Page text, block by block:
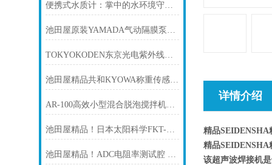
便携式水质计：掌中的水环境守护者
池田屋原装YAMADA气动隔膜泵NDP-15FPT产品介绍技术参数
TOKYOKODEN东京光电紫外线强度计UVIC-254
池田屋精品共和KYOWA称重传感器LC-10TV产品介绍技术参数
AR-100高效小型混合脱泡搅拌机THINKY新基
池田屋精品！日本太阳科学FKT-200密封性测试仪
池田屋精品！ADC电阻率测试腔 15042 参数介绍
详情介绍
精品SEIDENSHA
精品SEIDENSHA
该超声波焊接机